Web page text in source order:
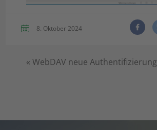
8. Oktober 2024
«WebDAV neue Authentifizierung